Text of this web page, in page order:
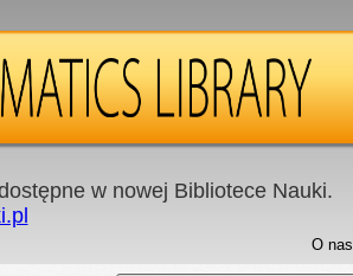
w nowej Bibliotece Nauki.
O nas